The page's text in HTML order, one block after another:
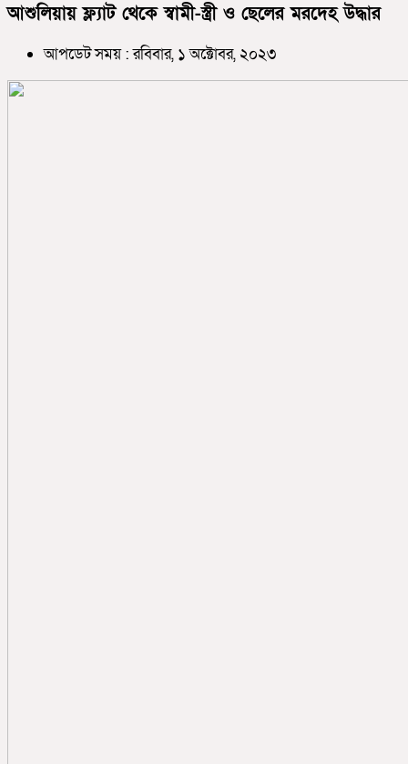
আশুলিয়ায় ফ্ল্যাট থেকে স্বামী-স্ত্রী ও ছেলের মরদেহ উদ্ধার
আপডেট সময় : রবিবার, ১ অক্টোবর, ২০২৩